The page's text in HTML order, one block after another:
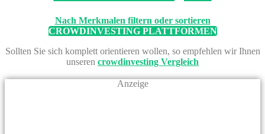
Nach Merkmalen filtern oder sortieren
CROWDINVESTING PLATTFORMEN
Sollten Sie sich komplett orientieren wollen, so empfehlen wir Ihnen
unseren crowdinvesting Vergleich
Anzeige